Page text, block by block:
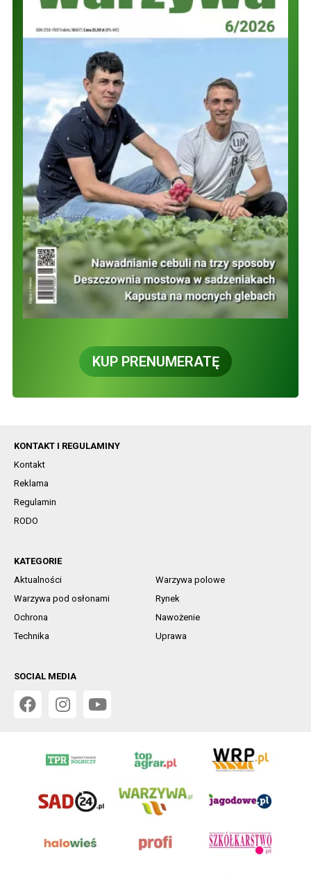
KUP PRENUMERATĘ
KONTAKT I REGULAMINY
Kontakt
Reklama
Regulamin
RODO
KATEGORIE
Aktualności
Warzywa polowe
Warzywa pod osłonami
Rynek
Ochrona
Nawożenie
Technika
Uprawa
SOCIAL MEDIA